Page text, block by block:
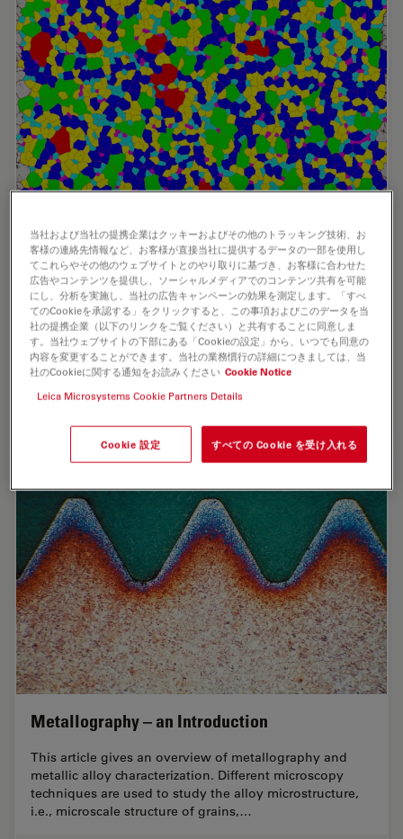
Inverted Microscopes for Grain Size Analysis:
Three Factors to Consider
Microscopic steel grain size analysis is useful in
determining the quality of steel alloys for a given
purpose such as building bridges vs railroad rails. This
webinar will describe the preparation of…
Metallography – an Introduction
This article gives an overview of metallography and
metallic alloy characterization. Different microscopy
techniques are used to study the alloy microstructure,
i.e., microscale structure of grains,…
当社および当社の提携企業はクッキーおよびその他のトラッキング技術、お
客様の連絡先情報など、お客様が直接当社に提供するデータの一部を使用し
てこれらやその他のウェブサイトとのやり取りに基づき、お客様に合わせた
広告やコンテンツを提供し、ソーシャルメディアでのコンテンツ共有を可能
にし、分析を実施し、当社の広告キャンペーンの効果を測定します。「すべ
てのCookieを承認する」をクリックすると、この事項およびこのデータを当
社の提携企業（以下のリンクをご覧ください）と共有することに同意しま
す。当社ウェブサイトの下部にある「Cookieの設定」から、いつでも同意の
内容を変更することができます。当社の業務慣行の詳細につきましては、当
社のCookieに関する通知をお読みください Cookie Notice
Leica Microsystems Cookie Partners Details
Cookie 設定 すべての Cookie を受け入れる